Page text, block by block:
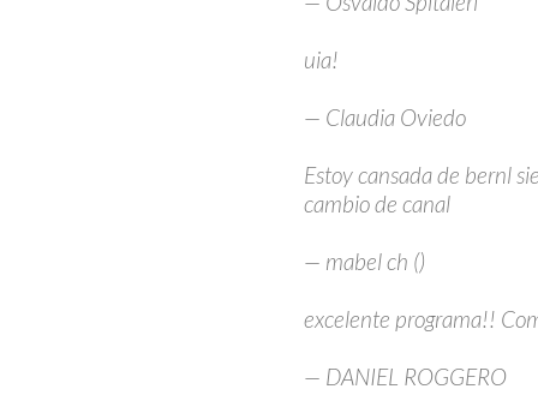
uia!
— Claudia Oviedo
Estoy cansada de bernl
cambio de canal
— mabel ch ()
excelente programa!!
— DANIEL ROGGERO